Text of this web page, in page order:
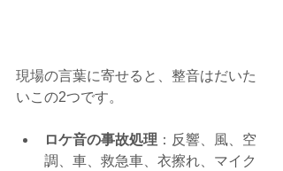
現場の言葉に寄せると、整音はだいた
いこの2つです。
ロケ音の事故処理 ：反響、風、空
調、車、救急車、衣擦れ、マイク